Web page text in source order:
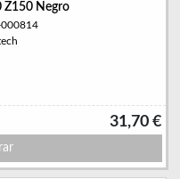
Z150 Negro
000814
31,70 €